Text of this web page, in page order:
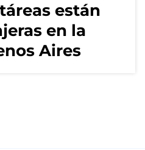
están
en la
Aires